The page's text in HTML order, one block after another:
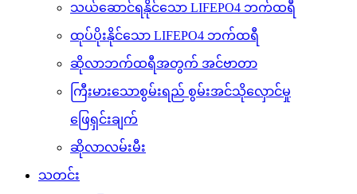
သယ်ဆောင်ရနိုင်သော LIFEPO4 ဘက်ထရီ
ထုပ်ပိုးနိုင်သော LIFEPO4 ဘက်ထရီ
ဆိုလာဘက်ထရီအတွက် အင်ဗာတာ
ကြီးမားသောစွမ်းရည် စွမ်းအင်သိုလှောင်မှု
ဖြေရှင်းချက်
ဆိုလာလမ်းမီး
သတင်း